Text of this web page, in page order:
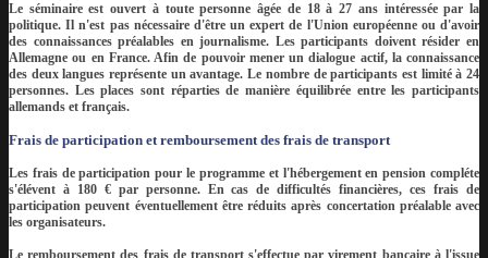
Le séminaire est ouvert à toute personne âgée de 18 à 27 ans intéressée par la
politique. Il n'est pas nécessaire d'être un expert de l'Union européenne ou d'avoir
des connaissances préalables en journalisme. Les participants doivent résider en
Allemagne ou en France. Afin de pouvoir mener un dialogue actif, la connaissance
des deux langues représente un avantage. Le nombre de participants est limité à 24
personnes. Les places sont réparties de manière équilibrée entre les participants
allemands et français.
Frais de participation et remboursement des frais de transport
Les frais de participation pour le programme et l'hébergement en pension compléte
s'élévent à 180 € par personne. En cas de difficultés financières, ces frais de
participation peuvent éventuellement être réduits après concertation préalable avec
les organisateurs.
Le remboursement des frais de transport s'effectue par virement bancaire à l'issue